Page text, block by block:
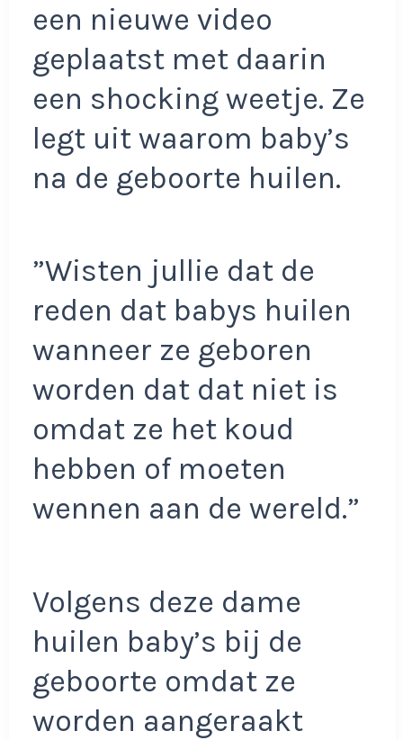
een nieuwe video
geplaatst met daarin
een shocking weetje. Ze
legt uit waarom baby’s
na de geboorte huilen.
”Wisten jullie dat de
reden dat babys huilen
wanneer ze geboren
worden dat dat niet is
omdat ze het koud
hebben of moeten
wennen aan de wereld.”
Volgens deze dame
huilen baby’s bij de
geboorte omdat ze
worden aangeraakt